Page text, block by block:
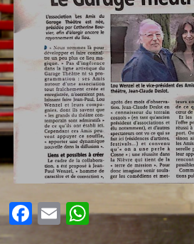
Facebook
EmailWhatsApp